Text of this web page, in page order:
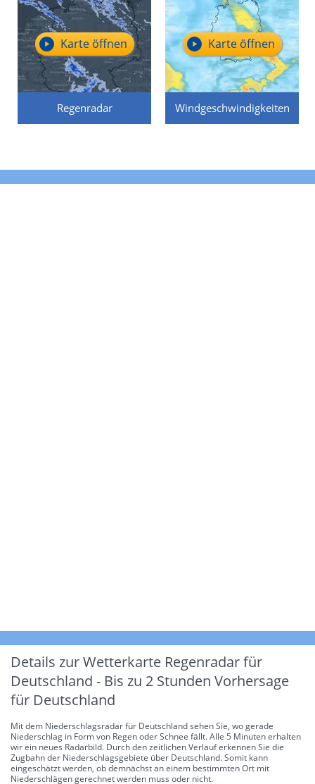
Regenradar
Karte öffnen
Windgeschwindigkeiten
Karte öffnen
Details zur Wetterkarte Regenradar für
Deutschland - Bis zu 2 Stunden Vorhersage
für Deutschland
Mit dem Niederschlagsradar für Deutschland sehen Sie, wo gerade
Niederschlag in Form von Regen oder Schnee fällt. Alle 5 Minuten erhalten
wir ein neues Radarbild. Durch den zeitlichen Verlauf erkennen Sie die
Zugbahn der Niederschlagsgebiete über Deutschland. Somit kann
eingeschätzt werden, ob demnächst an einem bestimmten Ort mit
Niederschlägen gerechnet werden muss oder nicht.